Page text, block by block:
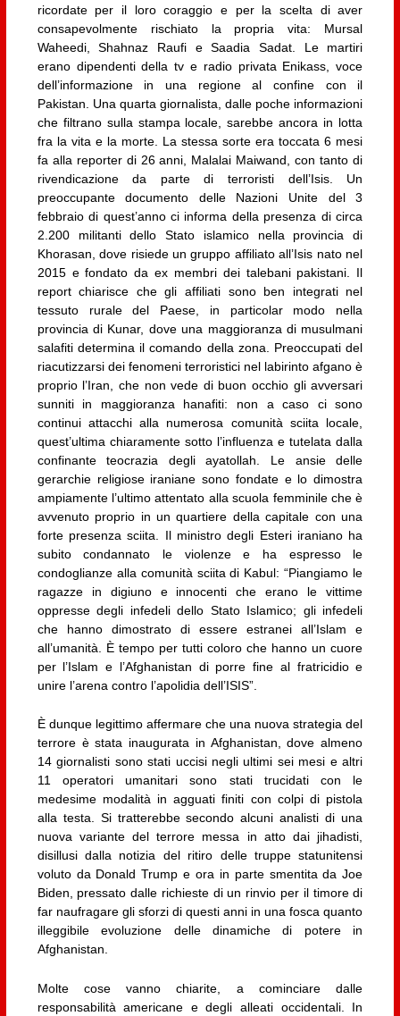
ricordate per il loro coraggio e per la scelta di aver
consapevolmente rischiato la propria vita: Mursal
Waheedi, Shahnaz Raufi e Saadia Sadat. Le martiri
erano dipendenti della tv e radio privata Enikass, voce
dell’informazione in una regione al confine con il
Pakistan. Una quarta giornalista, dalle poche informazioni
che filtrano sulla stampa locale, sarebbe ancora in lotta
fra la vita e la morte. La stessa sorte era toccata 6 mesi
fa alla reporter di 26 anni, Malalai Maiwand, con tanto di
rivendicazione da parte di terroristi dell’Isis. Un
preoccupante documento delle Nazioni Unite del 3
febbraio di quest’anno ci informa della presenza di circa
2.200 militanti dello Stato islamico nella provincia di
Khorasan, dove risiede un gruppo affiliato all’Isis nato nel
2015 e fondato da ex membri dei talebani pakistani. Il
report chiarisce che gli affiliati sono ben integrati nel
tessuto rurale del Paese, in particolar modo nella
provincia di Kunar, dove una maggioranza di musulmani
salafiti determina il comando della zona. Preoccupati del
riacutizzarsi dei fenomeni terroristici nel labirinto afgano è
proprio l’Iran, che non vede di buon occhio gli avversari
sunniti in maggioranza hanafiti: non a caso ci sono
continui attacchi alla numerosa comunità sciita locale,
quest’ultima chiaramente sotto l’influenza e tutelata dalla
confinante teocrazia degli ayatollah. Le ansie delle
gerarchie religiose iraniane sono fondate e lo dimostra
ampiamente l’ultimo attentato alla scuola femminile che è
avvenuto proprio in un quartiere della capitale con una
forte presenza sciita. Il ministro degli Esteri iraniano ha
subito condannato le violenze e ha espresso le
condoglianze alla comunità sciita di Kabul: “Piangiamo le
ragazze in digiuno e innocenti che erano le vittime
oppresse degli infedeli dello Stato Islamico; gli infedeli
che hanno dimostrato di essere estranei all’Islam e
all’umanità. È tempo per tutti coloro che hanno un cuore
per l’Islam e l’Afghanistan di porre fine al fratricidio e
unire l’arena contro l’apolidia dell’ISIS”.
È dunque legittimo affermare che una nuova strategia del
terrore è stata inaugurata in Afghanistan, dove almeno
14 giornalisti sono stati uccisi negli ultimi sei mesi e altri
11 operatori umanitari sono stati trucidati con le
medesime modalità in agguati finiti con colpi di pistola
alla testa. Si tratterebbe secondo alcuni analisti di una
nuova variante del terrore messa in atto dai jihadisti,
disillusi dalla notizia del ritiro delle truppe statunitensi
voluto da Donald Trump e ora in parte smentita da Joe
Biden, pressato dalle richieste di un rinvio per il timore di
far naufragare gli sforzi di questi anni in una fosca quanto
illeggibile evoluzione delle dinamiche di potere in
Afghanistan.
Molte cose vanno chiarite, a cominciare dalle
responsabilità americane e degli alleati occidentali. In